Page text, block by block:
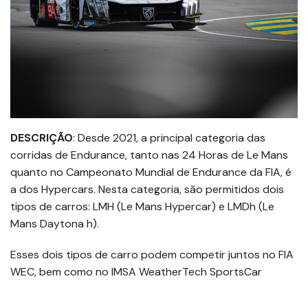
DESCRIÇÃO: Desde 2021, a principal categoria das
corridas de Endurance, tanto nas 24 Horas de Le Mans
quanto no Campeonato Mundial de Endurance da FIA, é
a dos Hypercars. Nesta categoria, são permitidos dois
tipos de carros: LMH (Le Mans Hypercar) e LMDh (Le
Mans Daytona h).
Esses dois tipos de carro podem competir juntos no FIA
WEC, bem como no IMSA WeatherTech SportsCar